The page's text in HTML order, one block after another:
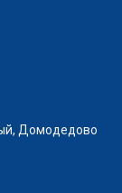
Домодедово